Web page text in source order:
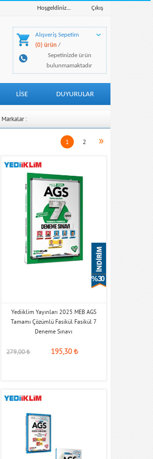
Çıkış
Hoşgeldiniz...
Alışveriş Sepetim
(0) ürün /
Sepetinizde ürün
bulunmamaktadır
LİSE DUYURULAR
Markalar :
1 2 »
% 30
Yediiklim Yayınları 2025 MEB AGS
Tamamı Çözümlü Fasikül Fasikül 7
Deneme Sınavı
279,00₺ 195,30₺